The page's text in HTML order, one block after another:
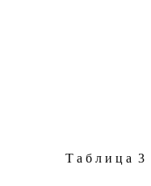
Таблица 3